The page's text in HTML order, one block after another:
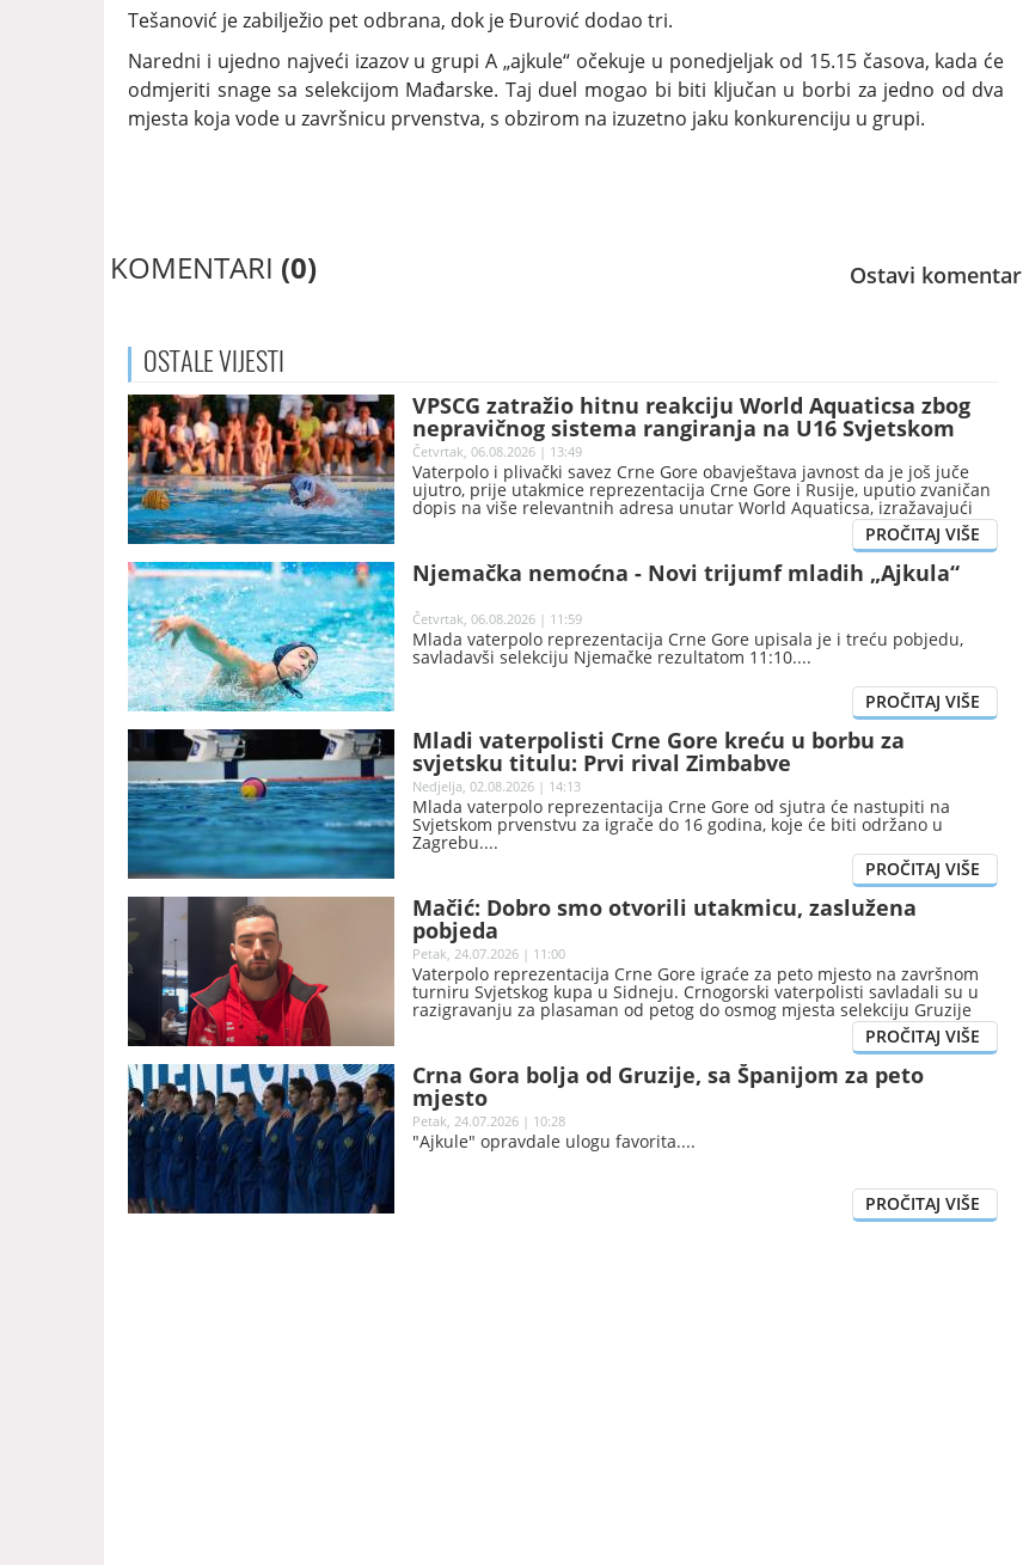
Tešanović je zabilježio pet odbrana, dok je Đurović dodao tri.
Naredni i ujedno najveći izazov u grupi A „ajkule“ očekuje u ponedjeljak od 15.15 časova, kada će
odmjeriti snage sa selekcijom Mađarske. Taj duel mogao bi biti ključan u borbi za jedno od dva
mjesta koja vode u završnicu prvenstva, s obzirom na izuzetno jaku konkurenciju u grupi.
KOMENTARI (0) Ostavi komentar
OSTALEVIJESTI
VPSCG zatražio hitnu reakciju World Aquaticsa zbog
nepravičnog sistema rangiranja na U16 Svjetskom
prvenstvu
Četvrtak, 06.08.2026 | 13:49
Vaterpolo i plivački savez Crne Gore obavještava javnost da je još juče
ujutro, prije utakmice reprezentacija Crne Gore i Rusije, uputio zvaničan
dopis na više relevantnih adresa unutar World Aquaticsa, izražavajući
ozbiljnu zabrinutost zbog sistema bodovanja i rangiranja koji se
primjenjuje na Svjetskom prvenstvu za vaterpoliste do 16 godina u
Zagrebu.
Njemačka nemoćna - Novi trijumf mladih „Ajkula“
Četvrtak, 06.08.2026 | 11:59
Mlada vaterpolo reprezentacija Crne Gore upisala je i treću pobjedu,
savladavši selekciju Njemačke rezultatom 11:10.
Mladi vaterpolisti Crne Gore kreću u borbu za
svjetsku titulu: Prvi rival Zimbabve
Nedjelja, 02.08.2026 | 14:13
Mlada vaterpolo reprezentacija Crne Gore od sjutra će nastupiti na
Svjetskom prvenstvu za igrače do 16 godina, koje će biti održano u
Zagrebu.
Mačić: Dobro smo otvorili utakmicu, zaslužena
pobjeda
Petak, 24.07.2026 | 11:00
Vaterpolo reprezentacija Crne Gore igraće za peto mjesto na završnom
turniru Svjetskog kupa u Sidneju. Crnogorski vaterpolisti savladali su u
razigravanju za plasaman od petog do osmog mjesta selekciju Gruzije
18:16.
Crna Gora bolja od Gruzije, sa Španijom za peto
mjesto
Petak, 24.07.2026 | 10:28
"Ajkule" opravdale ulogu favorita.